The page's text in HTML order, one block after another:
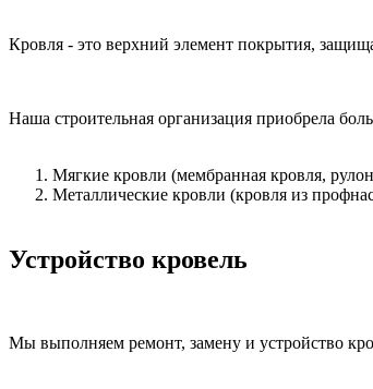
Кровля - это верхний элемент покрытия,
Наша строительная организация приобрела
Мягкие кровли (мембранная кровля,
Металлические кровли (кровля из
Устройство кровель
Мы выполняем ремонт, замену и устройство